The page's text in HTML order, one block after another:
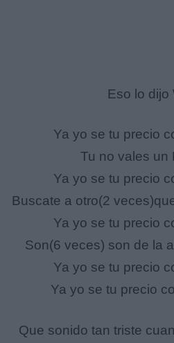
Eso lo dijo
Ya yo se tu precio
Tu no vales un
Ya yo se tu precio
Buscate a otro(2
Ya yo se tu precio
Son(6 veces) son de la
Ya yo se tu precio
Ya yo se tu precio
Que sonido tan triste